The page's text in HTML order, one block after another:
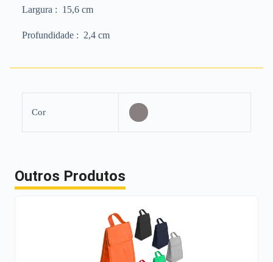
Largura : 15,6 cm
Profundidade : 2,4 cm
Cor
Outros Produtos